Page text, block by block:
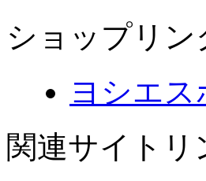
ショップリン
ヨシエス
関連サイトリ